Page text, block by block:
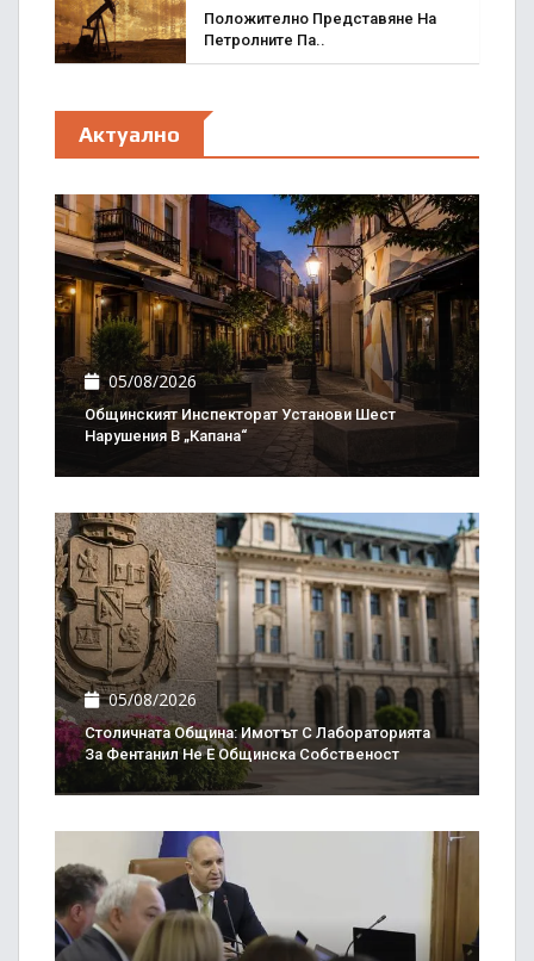
Положително Представяне На
Петролните Па..
Актуално
05/08/2026
Общинският Инспекторат Установи Шест
Нарушения В „Капана“
05/08/2026
Столичната Община: Имотът С Лабораторията
За Фентанил Не Е Общинска Собственост